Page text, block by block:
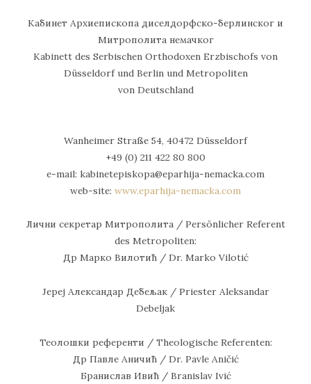
Кабинет Архиепископа диселдорфско-берлинског и
Митрополита немачког
Kabinett des Serbischen Orthodoxen Erzbischofs von
Düsseldorf und Berlin und Metropoliten
von Deutschland
Wanheimer Straße 54, 40472 Düsseldorf
+49 (0) 211 422 80 800
e-mail: kabinetepiskopa@eparhija-nemacka.com
web-site: www.eparhija-nemacka.com
Лични секретар Митрополита / Persönlicher Referent
des Metropoliten:
Др Марко Вилотић / Dr. Marko Vilotić
Јереј Александар Дебељак / Priester Aleksandar
Debeljak
Теолошки референти / Theologische Referenten:
Др Павле Аничић / Dr. Pavle Aničić
Бранислав Ивић / Branislav Ivić